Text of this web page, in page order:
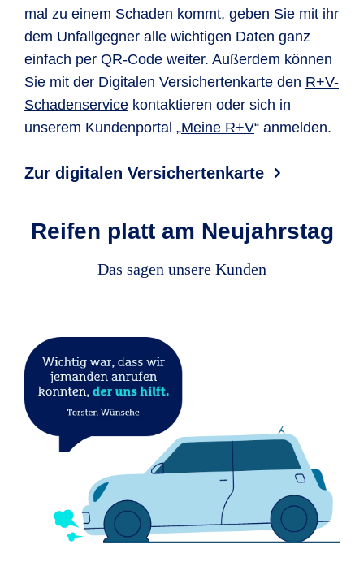
mal zu einem Schaden kommt, geben Sie mit ihr
dem Unfallgegner alle wichtigen Daten ganz
einfach per QR-Code weiter. Außerdem können
Sie mit der Digitalen Versichertenkarte den R+V-
Schaden­service kontaktieren oder sich in
unserem Kundenportal „Meine R+V“ anmelden.
Zur digitalen Versichertenkarte
Reifen platt am Neujahrstag
Das sagen unsere Kunden